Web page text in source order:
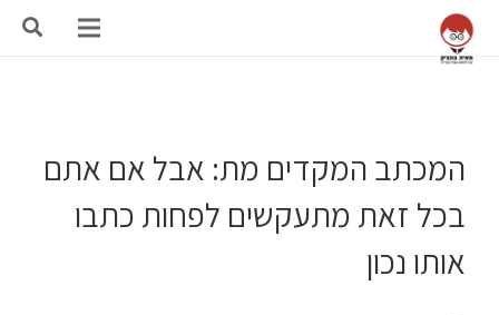
המכתב המקדים מת: אבל אם אתם
בכל זאת מתעקשים לפחות כתבו
אותו נכון